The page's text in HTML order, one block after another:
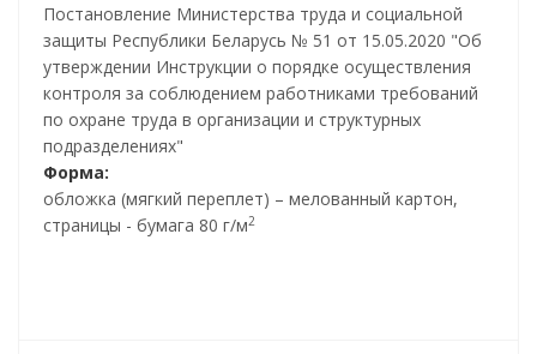
Постановление Министерства труда и социальной
защиты Республики Беларусь № 51 от 15.05.2020 "Об
утверждении Инструкции о порядке осуществления
контроля за соблюдением работниками требований
по охране труда в организации и структурных
подразделениях"
Форма:
обложка (мягкий переплет) – мелованный картон,
страницы - бумага 80 г/м2